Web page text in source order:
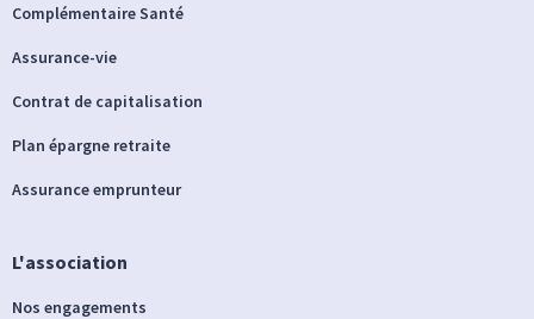
Complémentaire Santé
Assurance-vie
Contrat de capitalisation
Plan épargne retraite
Assurance emprunteur
L'association
Nos engagements